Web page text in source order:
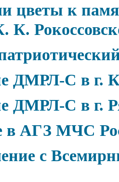
цветы к
К.
ДМРЛ-С в г.
ДМРЛ-С в г.
в АГЗ МЧС
с